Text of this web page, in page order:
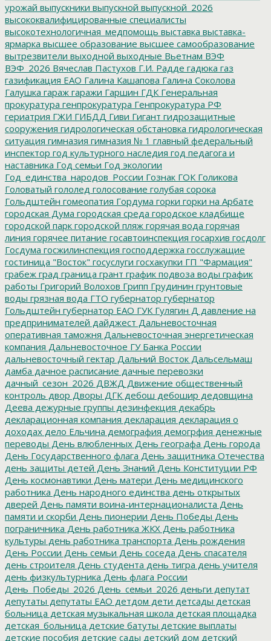
урожай выпускники выпускной выпускной_2026
высококвалифицированные специалисты
высокотехнологичная_медпомощь выставка выставка-
ярмарка высшее образование высшее самообразование
вытрезвители выходной выходные Вьетнам ВЭФ
ВЭФ_2026 Вячеслав Пастухов Г.И. Радде гадюка газ
газификация ЕАО Галина Кашапова Галина Соколова
Галушка гараж гаражи Гаршин ГДК Генеральная
прокуратура генпрокуратура Генпрокуратура РФ
гериатрия ГЖИ ГИБДД Гиви Гигант гидрозащитные
сооружения гидрологическая обстановка гидрологическая
ситуация гимназия гимназия № 1 главный федеральный
инспектор год культурного наследия год педагога и
наставника Год семьи Год экологии
Год_единства_народов_России Гознак ГОК Голикова
Головатый гололед голосование голубая сорока
Гольдштейн гомеопатия Гордума горки горки на Арбате
городская Дума городская среда городское кладбище
городской парк городской пляж горячая вода горячая
линия горячее питание госавтоинспекция госархив госдолг
Госдума госжилинспекция господдержка госслужащие
гостиница "Восток" госуслуги госхакупки ГП "Фармация"
грабеж град граница грант график подвоза воды график
работы Григорий Волохов Грипп Грудинин грунтовые
воды грязная вода ГТО губернатор губернатор
Гольдштейн губернатор ЕАО ГУК Гулягин Д давление на
предпринимателей дайджест Дальневосточная
оперативная таможня Дальневосточная энергетическая
компания Дальневосточное ГУ Банка России
дальневосточный гектар Дальний Восток Дальсельмаш
дамба дачное расписание дачные перевозки
дачный_сезон_2026 ДВЖД Движение общественный
контроль двор Дворы ДГК дебош дебошир дедовщина
Деева дежурные группы дезинфекция декабрь
декларационная компания декларация декларация о
доходах дело Ельчина демография демогрфия денежные
переводы День влюбленных День географа День города
День Государственного флага День защитника Отечества
день защиты детей День Знаний День Конституции РФ
День космонавтики День матери День медицинского
работника День народного единства день открытых
дверей День памяти воина-интернационалиста День
памяти и скорби День пионерии День Победы День
пограничника День работника ЖКХ День работника
культуры день работника транспорта День рождения
День России День семьи День соседа День спасателя
день строителя День студента день тигра день учителя
день физкультурника День флага России
День_Победы_2026 День_семьи_2026 деньги депутат
депутаты депутаты ЕАО детдом дети детсады детская
больница детская музыкальная школа детская площадка
детская_больница детские батуты детские выплаты
детские пособия детские сады детский дом детский